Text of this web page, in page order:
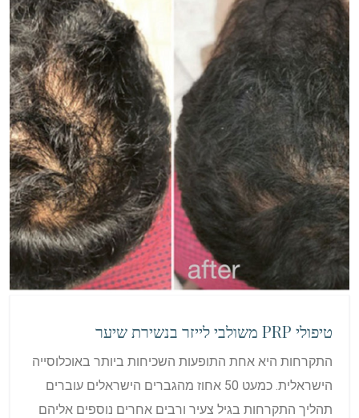
טיפולי PRP משולבי לייזר בנשירת שיער
התקרחות היא אחת התופעות השכיחות ביותר באוכלוסייה
הישראלית. כמעט 50 אחוז מהגברים הישראלים עוברים
תהליך התקרחות בגיל צעיר ורבים אחרים נוספים אליהם